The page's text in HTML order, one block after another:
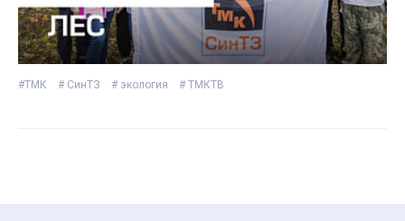
#ТМК # СинТЗ # экология # ТМКТВ